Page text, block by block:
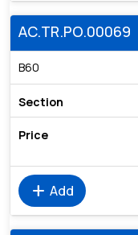
AC.TR.PO.00069
B60
add Add